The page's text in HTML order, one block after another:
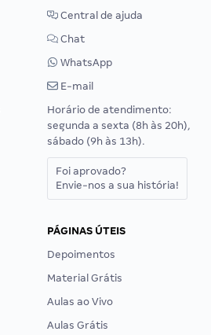
Central de ajuda
Chat
WhatsApp
E-mail
Horário de atendimento:
segunda a sexta (8h às 20h),
sábado (9h às 13h).
Foi aprovado?
Envie-nos a sua história!
PÁGINAS ÚTEIS
Depoimentos
Material Grátis
Aulas ao Vivo
Aulas Grátis